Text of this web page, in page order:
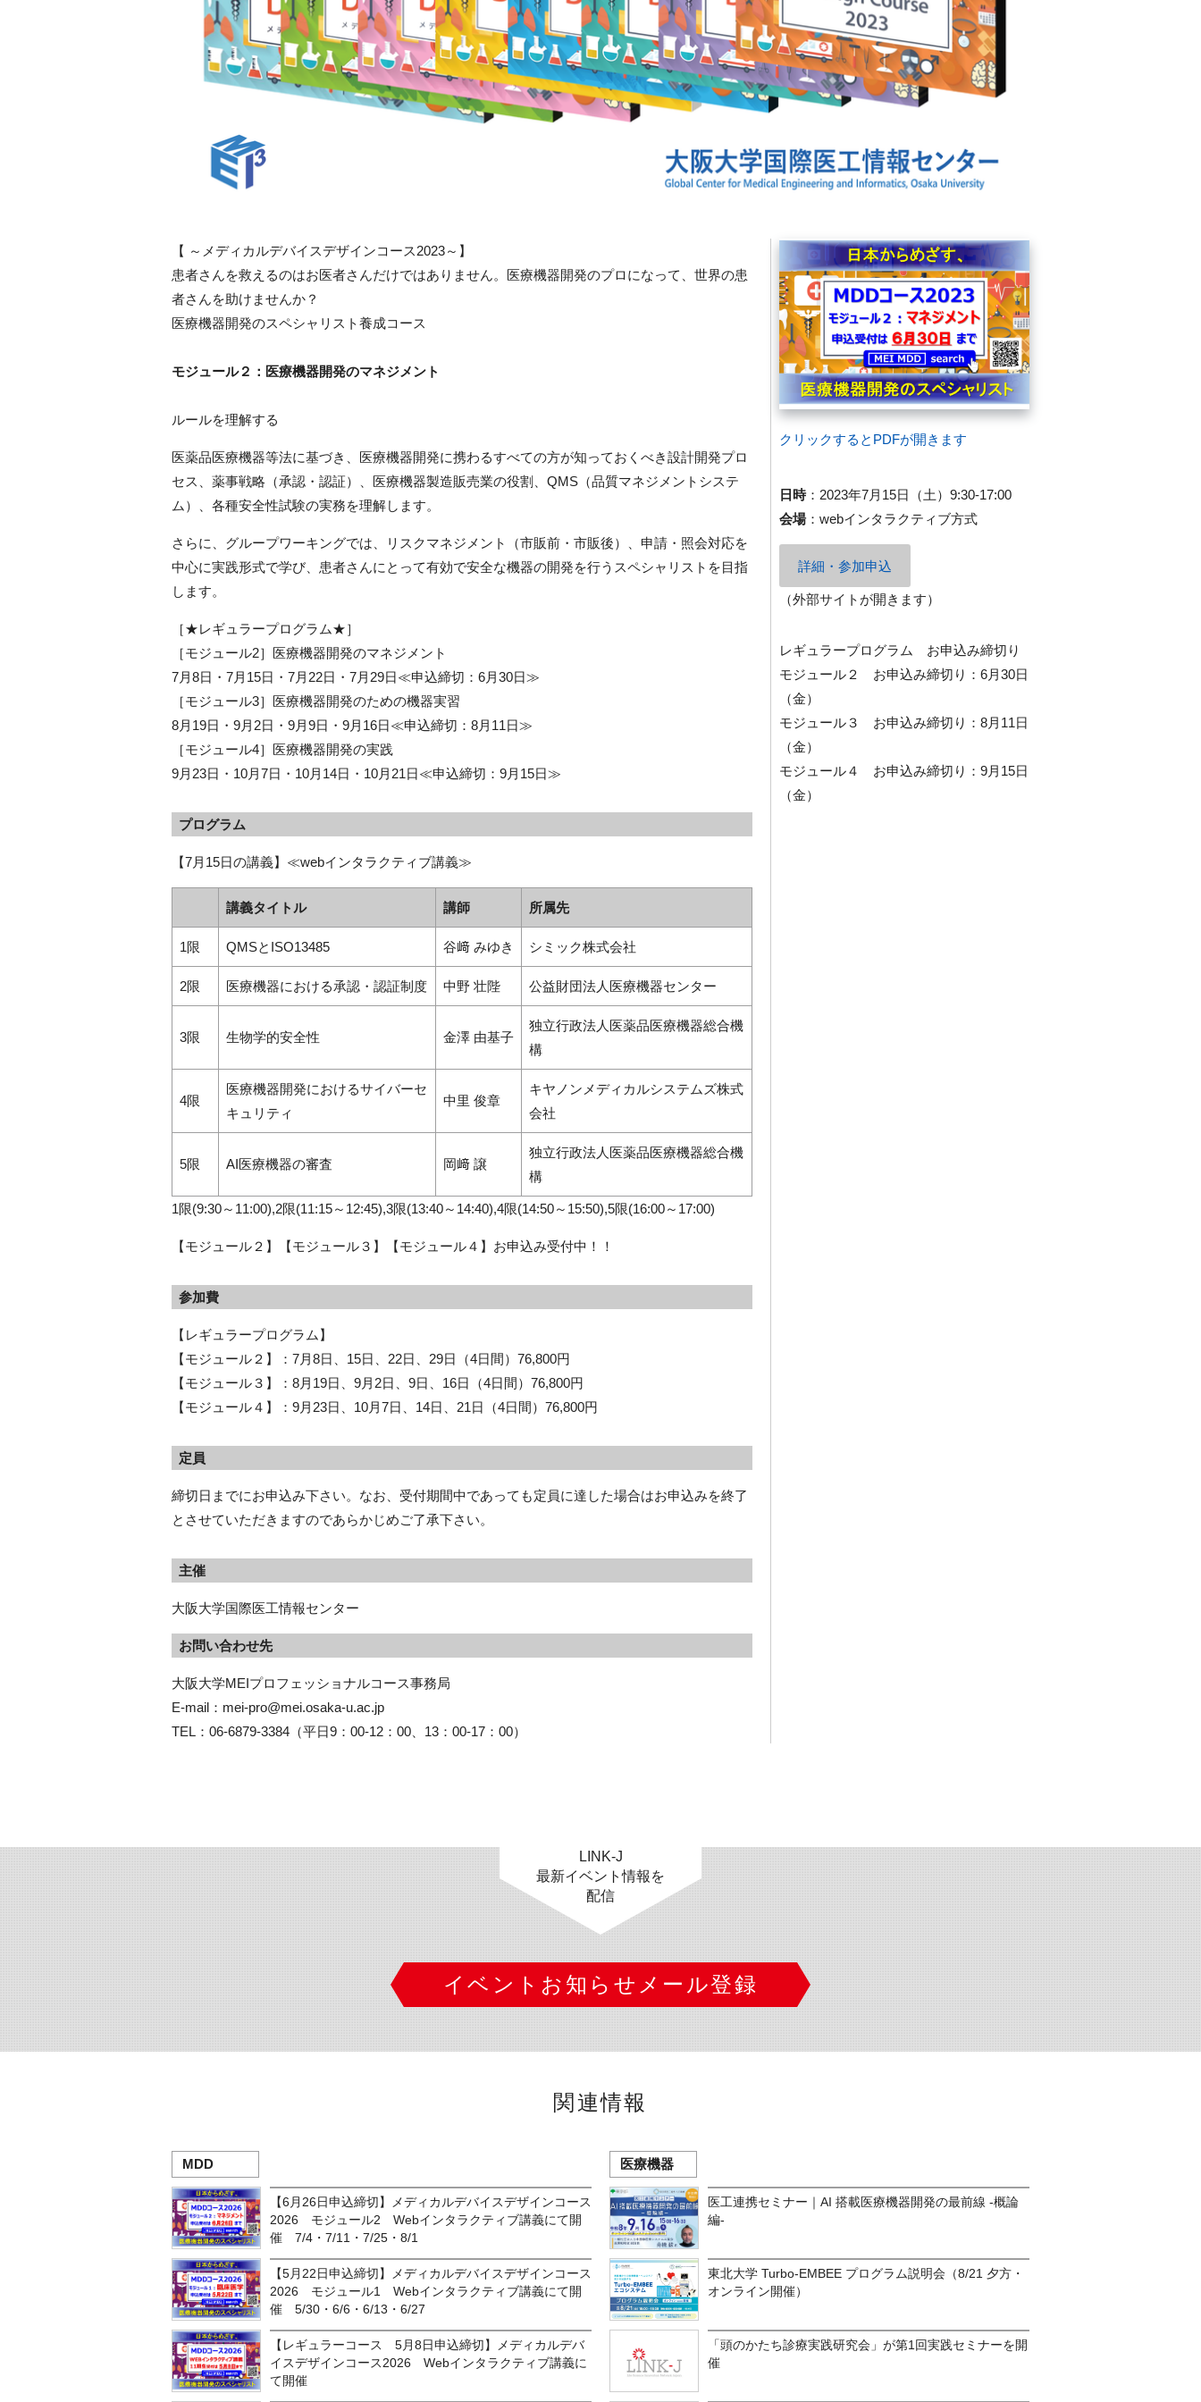
【 ～メディカルデバイスデザインコース2023～】
患者さんを救えるのはお医者さんだけではありません。医療機器開発のプロになって、世界の患
者さんを助けませんか？
医療機器開発のスペシャリスト養成コース
モジュール２：医療機器開発のマネジメント
ルールを理解する
医薬品医療機器等法に基づき、医療機器開発に携わるすべての方が知っておくべき設計開発プロ
セス、薬事戦略（承認・認証）、医療機器製造販売業の役割、QMS（品質マネジメントシステ
ム）、各種安全性試験の実務を理解します。
さらに、グループワーキングでは、リスクマネジメント（市販前・市販後）、申請・照会対応を
中心に実践形式で学び、患者さんにとって有効で安全な機器の開発を行うスペシャリストを目指
します。
［★レギュラープログラム★］
［モジュール2］医療機器開発のマネジメント
7月8日・7月15日・7月22日・7月29日≪申込締切：6月30日≫
［モジュール3］医療機器開発のための機器実習
8月19日・9月2日・9月9日・9月16日≪申込締切：8月11日≫
［モジュール4］医療機器開発の実践
9月23日・10月7日・10月14日・10月21日≪申込締切：9月15日≫
プログラム
【7月15日の講義】≪webインタラクティブ講義≫
講義タイトル 講師 所属先
1限 QMSとISO13485 谷﨑 みゆき シミック株式会社
2限 医療機器における承認・認証制度 中野 壮陛 公益財団法人医療機器センター
3限 生物学的安全性 金澤 由基子
独立行政法人医薬品医療機器総合機
構
4限
医療機器開発におけるサイバーセ
キュリティ
中里 俊章
キヤノンメディカルシステムズ株式
会社
5限 AI医療機器の審査 岡﨑 譲
独立行政法人医薬品医療機器総合機
構
1限(9:30～11:00),2限(11:15～12:45),3限(13:40～14:40),4限(14:50～15:50),5限(16:00～17:00)
【モジュール２】【モジュール３】【モジュール４】お申込み受付中！！
参加費
【レギュラープログラム】
【モジュール２】：7月8日、15日、22日、29日（4日間）76,800円
【モジュール３】：8月19日、9月2日、9日、16日（4日間）76,800円
【モジュール４】：9月23日、10月7日、14日、21日（4日間）76,800円
定員
締切日までにお申込み下さい。なお、受付期間中であっても定員に達した場合はお申込みを終了
とさせていただきますのであらかじめご了承下さい。
主催
大阪大学国際医工情報センター
お問い合わせ先
大阪大学MEIプロフェッショナルコース事務局
E-mail：mei-pro@mei.osaka-u.ac.jp
TEL：06-6879-3384（平日9：00-12：00、13：00-17：00）
クリックするとPDFが開きます
日時： 2023年7月15日（土）9:30-17:00
会場： webインタラクティブ方式
詳細・参加申込
（外部サイトが開きます）
レギュラープログラム お申込み締切り
モジュール２ お申込み締切り：6月30日
（金）
モジュール３ お申込み締切り：8月11日
（金）
モジュール４ お申込み締切り：9月15日
（金）
LINK-J
最新イベント情報を
配信
イベントお知らせメール登録
関連情報
MDD
【6月26日申込締切】メディカルデバイスデザインコース
2026 モジュール2 Webインタラクティブ講義にて開
催 7/4・7/11・7/25・8/1
【5月22日申込締切】メディカルデバイスデザインコース
2026 モジュール1 Webインタラクティブ講義にて開
催 5/30・6/6・6/13・6/27
【レギュラーコース 5月8日申込締切】メディカルデバ
イスデザインコース2026 Webインタラクティブ講義に
て開催
医療機器
医工連携セミナー｜AI 搭載医療機器開発の最前線 -概論
編-
東北大学 Turbo-EMBEE プログラム説明会（8/21 夕方・
オンライン開催）
「頭のかたち診療実践研究会」が第1回実践セミナーを開
催